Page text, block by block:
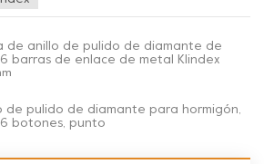
de anillo de pulido de diamante de
barras de enlace de metal Klindex
de pulido de diamante para hormigón,
botones, punto